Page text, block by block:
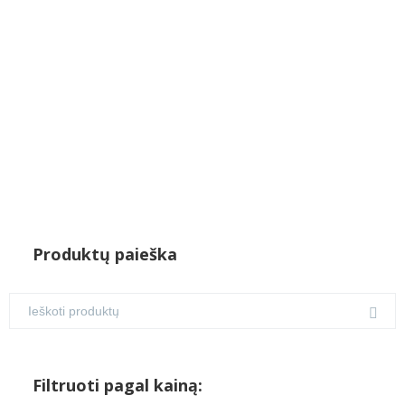
Produktų paieška
Filtruoti pagal kainą: